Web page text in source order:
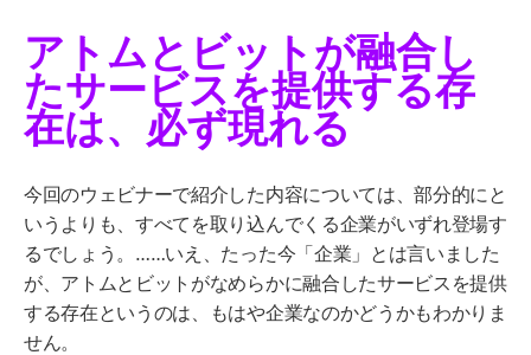
アトムとビットが融合し
たサービスを提供する存
在は、必ず現れる
今回のウェビナーで紹介した内容については、部分的にと
いうよりも、すべてを取り込んでくる企業がいずれ登場す
るでしょう。……いえ、たった今「企業」とは言いました
が、アトムとビットがなめらかに融合したサービスを提供
する存在というのは、もはや企業なのかどうかもわかりま
せん。